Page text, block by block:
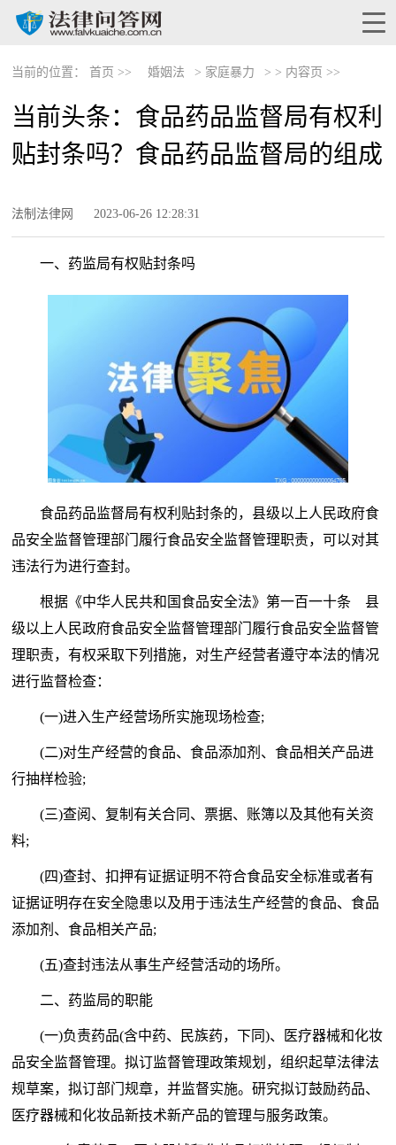
当前的位置： 首页 >> 婚姻法 > 家庭暴力 > > 内容页 >>
当前头条：食品药品监督局有权利
贴封条吗？食品药品监督局的组成
法制法律网 2023-06-26 12:28:31
一、药监局有权贴封条吗
食品药品监督局有权利贴封条的，县级以上人民政府食
品安全监督管理部门履行食品安全监督管理职责，可以对其
违法行为进行查封。
根据《中华人民共和国食品安全法》第一百一十条 县
级以上人民政府食品安全监督管理部门履行食品安全监督管
理职责，有权采取下列措施，对生产经营者遵守本法的情况
进行监督检查：
(一)进入生产经营场所实施现场检查;
(二)对生产经营的食品、食品添加剂、食品相关产品进
行抽样检验;
(三)查阅、复制有关合同、票据、账簿以及其他有关资
料;
(四)查封、扣押有证据证明不符合食品安全标准或者有
证据证明存在安全隐患以及用于违法生产经营的食品、食品
添加剂、食品相关产品;
(五)查封违法从事生产经营活动的场所。
二、药监局的职能
(一)负责药品(含中药、民族药，下同)、医疗器械和化妆
品安全监督管理。拟订监督管理政策规划，组织起草法律法
规草案，拟订部门规章，并监督实施。研究拟订鼓励药品、
医疗器械和化妆品新技术新产品的管理与服务政策。